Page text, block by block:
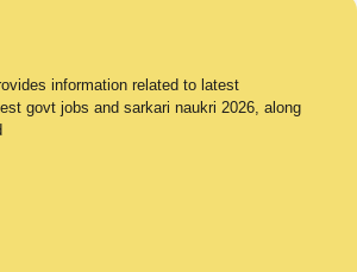
information related to latest
govt jobs and sarkari naukri 2026, along